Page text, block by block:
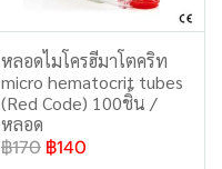
หลอดไมโครฮีมาโตคริท
micro hematocrit tubes
(Red Code) 100ชิ้น /
หลอด
฿170 ฿140